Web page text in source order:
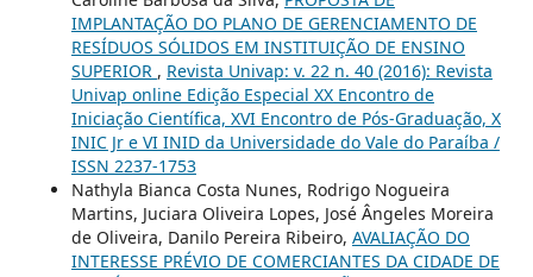
IMPLANTAÇÃO DO PLANO DE GERENCIAMENTO DE
RESÍDUOS SÓLIDOS EM INSTITUIÇÃO DE ENSINO
SUPERIOR , Revista Univap: v. 22 n. 40 (2016): Revista
Univap online Edição Especial XX Encontro de
Iniciação Científica, XVI Encontro de Pós-Graduação, X
INIC Jr e VI INID da Universidade do Vale do Paraíba /
ISSN 2237-1753
Nathyla Bianca Costa Nunes, Rodrigo Nogueira
Martins, Juciara Oliveira Lopes, José Ângeles Moreira
de Oliveira, Danilo Pereira Ribeiro, AVALIAÇÃO DO
INTERESSE PRÉVIO DE COMERCIANTES DA CIDADE DE